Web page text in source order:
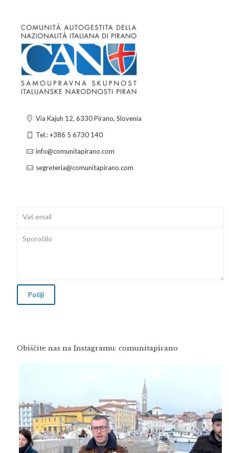
Via Kajuh 12, 6330 Pirano, Slovenia
Tel.: +386 5 6730 140
info@comunitapirano.com
segreteria@comunitapirano.com
Obiščite nas na Instagramu: comunitapirano